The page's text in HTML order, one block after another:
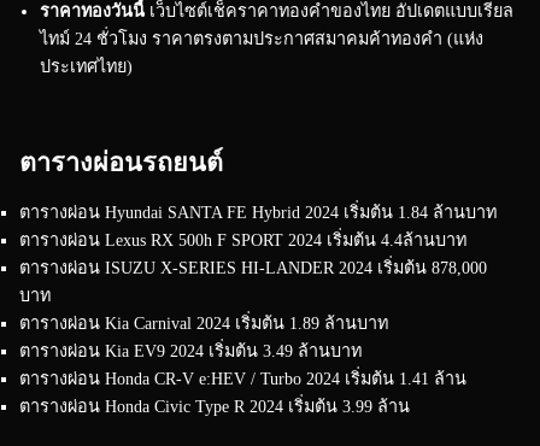
ราคาทองวันนี้ เว็บไซต์เช็คราคาทองคำของไทย อัปเดตแบบเรียล
ไทม์ 24 ชั่วโมง ราคาตรงตามประกาศสมาคมค้าทองคำ (แห่ง
ประเทศไทย)
ตารางผ่อนรถยนต์
ตารางผ่อน Hyundai SANTA FE Hybrid 2024 เริ่มต้น 1.84 ล้านบาท
ตารางผ่อน Lexus RX 500h F SPORT 2024 เริ่มต้น 4.4ล้านบาท
ตารางผ่อน ISUZU X-SERIES HI-LANDER 2024 เริ่มต้น 878,000
บาท
ตารางผ่อน Kia Carnival 2024 เริ่มต้น 1.89 ล้านบาท
ตารางผ่อน Kia EV9 2024 เริ่มต้น 3.49 ล้านบาท
ตารางผ่อน Honda CR-V e:HEV / Turbo 2024 เริ่มต้น 1.41 ล้าน
ตารางผ่อน Honda Civic Type R 2024 เริ่มต้น 3.99 ล้าน